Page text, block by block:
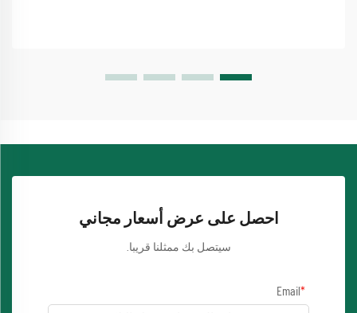
احصل على عرض أسعار مجاني
سيتصل بك ممثلنا قريبا.
Email